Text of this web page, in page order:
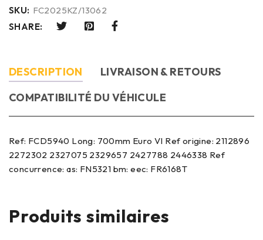
SKU: FC2025KZ/13062
SHARE:
DESCRIPTION
LIVRAISON & RETOURS
COMPATIBILITÉ DU VÉHICULE
Ref: FCD5940 Long: 700mm Euro VI Ref origine: 2112896
2272302 2327075 2329657 2427788 2446338 Ref
concurrence: as: FN5321 bm: eec: FR6168T
Produits similaires